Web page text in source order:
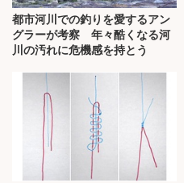
都市河川での釣りを愛するアン
グラーが考察 年々酷くなる河
川の汚れに危機感を持とう